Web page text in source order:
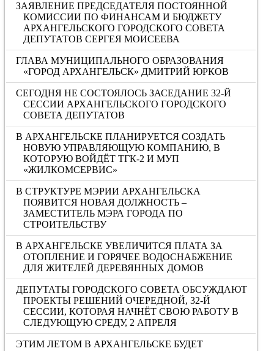
ЗАЯВЛЕНИЕ ПРЕДСЕДАТЕЛЯ ПОСТОЯННОЙ
КОМИССИИ ПО ФИНАНСАМ И БЮДЖЕТУ
АРХАНГЕЛЬСКОГО ГОРОДСКОГО СОВЕТА
ДЕПУТАТОВ СЕРГЕЯ МОИСЕЕВА
ГЛАВА МУНИЦИПАЛЬНОГО ОБРАЗОВАНИЯ
«ГОРОД АРХАНГЕЛЬСК» ДМИТРИЙ ЮРКОВ
СЕГОДНЯ НЕ СОСТОЯЛОСЬ ЗАСЕДАНИЕ 32-Й
СЕССИИ АРХАНГЕЛЬСКОГО ГОРОДСКОГО
СОВЕТА ДЕПУТАТОВ
В АРХАНГЕЛЬСКЕ ПЛАНИРУЕТСЯ СОЗДАТЬ
НОВУЮ УПРАВЛЯЮЩУЮ КОМПАНИЮ, В
КОТОРУЮ ВОЙДЁТ ТГК-2 И МУП
«ЖИЛКОМСЕРВИС»
В СТРУКТУРЕ МЭРИИ АРХАНГЕЛЬСКА
ПОЯВИТСЯ НОВАЯ ДОЛЖНОСТЬ –
ЗАМЕСТИТЕЛЬ МЭРА ГОРОДА ПО
СТРОИТЕЛЬСТВУ
В АРХАНГЕЛЬСКЕ УВЕЛИЧИТСЯ ПЛАТА ЗА
ОТОПЛЕНИЕ И ГОРЯЧЕЕ ВОДОСНАБЖЕНИЕ
ДЛЯ ЖИТЕЛЕЙ ДЕРЕВЯННЫХ ДОМОВ
ДЕПУТАТЫ ГОРОДСКОГО СОВЕТА ОБСУЖДАЮТ
ПРОЕКТЫ РЕШЕНИЙ ОЧЕРЕДНОЙ, 32-Й
СЕССИИ, КОТОРАЯ НАЧНЁТ СВОЮ РАБОТУ В
СЛЕДУЮЩУЮ СРЕДУ, 2 АПРЕЛЯ
ЭТИМ ЛЕТОМ В АРХАНГЕЛЬСКЕ БУДЕТ